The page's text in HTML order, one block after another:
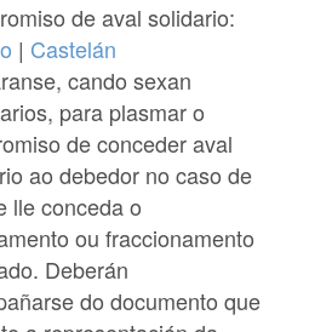
de aval solidario:
| Castelán
cando sexan
para plasmar o
de conceder aval
ao debedor no caso de
lle conceda o
ou fraccionamento
Deberán
do documento que